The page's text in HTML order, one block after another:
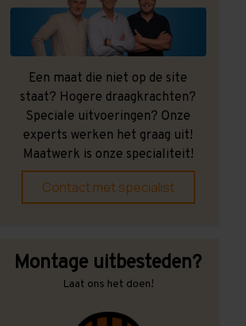
Een maat die niet op de site
staat? Hogere draagkrachten?
Speciale uitvoeringen? Onze
experts werken het graag uit!
Maatwerk is onze specialiteit!
Contact met specialist
Montage uitbesteden?
Laat ons het doen!